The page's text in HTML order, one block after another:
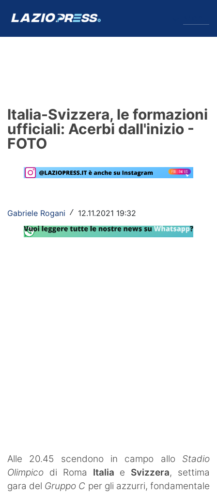
Formello
Infortuni
Primavera
Lazio Women
Rassegna Lazio
Contatti
Italia-Svizzera, le formazioni
ufficiali: Acerbi dall'inizio -
FOTO
Gabriele Rogani / 12.11.2021 19:32
Alle 20.45 scendono in campo allo Stadio
Olimpico di Roma Italia e Svizzera, settima
gara del Gruppo C per gli azzurri, fondamentale